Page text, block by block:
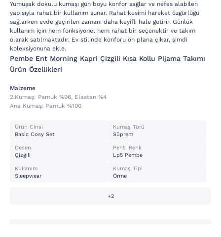
Yumuşak dokulu kumaşı gün boyu konfor sağlar ve nefes alabilen
yapısıyla rahat bir kullanım sunar. Rahat kesimi hareket özgürlüğü
sağlarken evde geçirilen zamanı daha keyifli hale getirir. Günlük
kullanım için hem fonksiyonel hem rahat bir seçenektir ve takım
olarak satılmaktadır. Ev stilinde konforu ön plana çıkar, şimdi
koleksiyonuna ekle.
Pembe Ent Morning Kapri Çizgili Kısa Kollu Pijama Takımı
Ürün Özellikleri
Malzeme
2.kumaş: Pamuk %96, Elastan %4
Ana Kumaş: Pamuk %100
Ürün Cinsi
Basic Cosy Set
Kumaş Türü
Süprem
Desen
Çizgili
Penti Renk
Lp5 Pembe
Kullanım
Sleepwear
Kumaş Tipi
Örme
+2